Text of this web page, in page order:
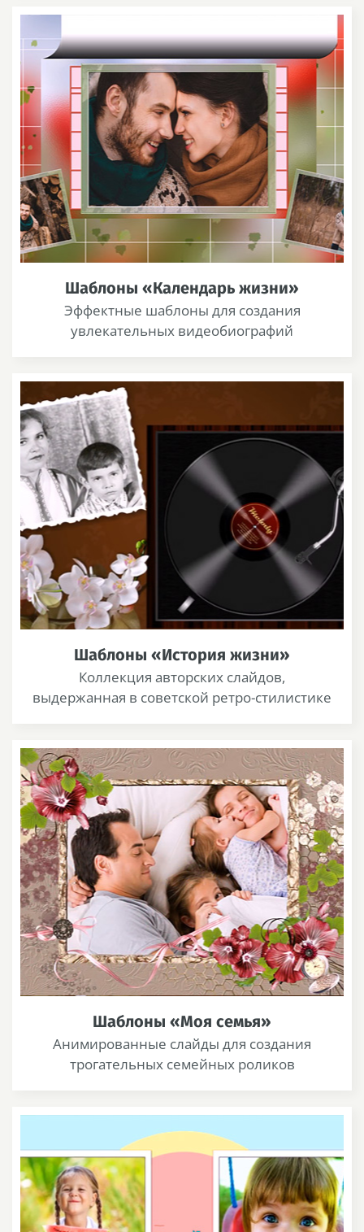
Шаблоны «Календарь жизни»
Эффектные шаблоны для создания
увлекательных видеобиографий
Шаблоны «История жизни»
Коллекция авторских слайдов,
выдержанная в советской ретро-стилистике
Шаблоны «Моя семья»
Анимированные слайды для создания
трогательных семейных роликов